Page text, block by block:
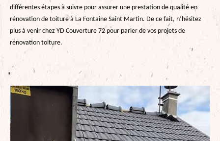
différentes étapes à suivre pour assurer une prestation de qualité en
rénovation de toiture à La Fontaine Saint Martin. De ce fait, n’hésitez
plus à venir chez YD Couverture 72 pour parler de vos projets de
rénovation toiture.